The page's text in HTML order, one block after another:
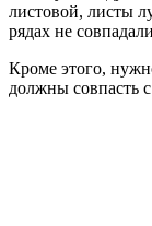
листовой, листы
рядах не
Кроме этого,
должны совпасть